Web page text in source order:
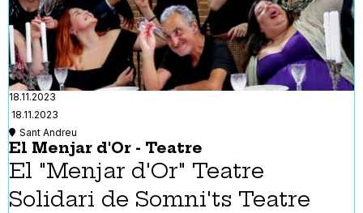
18.11.2023
18.11.2023
Sant Andreu
El Menjar d'Or - Teatre
El "Menjar d'Or" Teatre
Solidari de Somni'ts Teatre